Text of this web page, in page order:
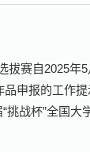
拔赛自2025年
申报的工作
战杯”全国大